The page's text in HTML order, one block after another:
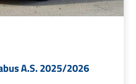
A.S. 2025/2026